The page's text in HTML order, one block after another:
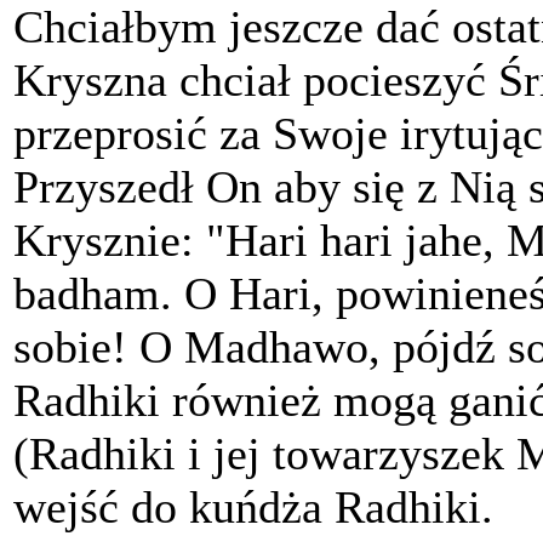
Chciałbym jeszcze dać
Kryszna chciał pocieszyć
przeprosić za Swoje
Przyszedł On aby się z Nią
Krysznie: "Hari hari jahe,
badham. O Hari,
sobie! O Madhawo, pójdź
Radhiki również mogą
(Radhiki i jej towarzyszek
wejść do kuńdża Radhiki.